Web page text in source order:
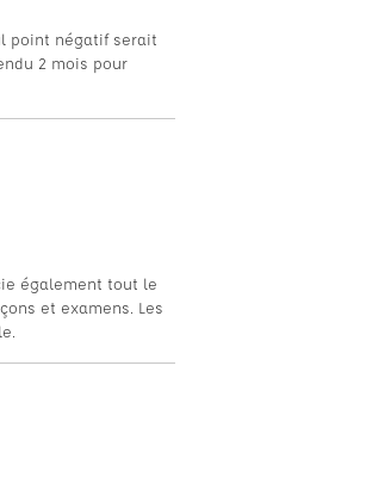
point négatif serait
2 mois pour
également tout le
et examens. Les